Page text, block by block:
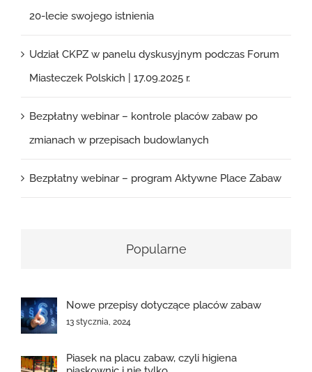
20-lecie swojego istnienia
Udział CKPZ w panelu dyskusyjnym podczas Forum
Miasteczek Polskich | 17.09.2025 r.
Bezpłatny webinar – kontrole placów zabaw po
zmianach w przepisach budowlanych
Bezpłatny webinar – program Aktywne Place Zabaw
Popularne
Nowe przepisy dotyczące placów zabaw
13 stycznia, 2024
Piasek na placu zabaw, czyli higiena